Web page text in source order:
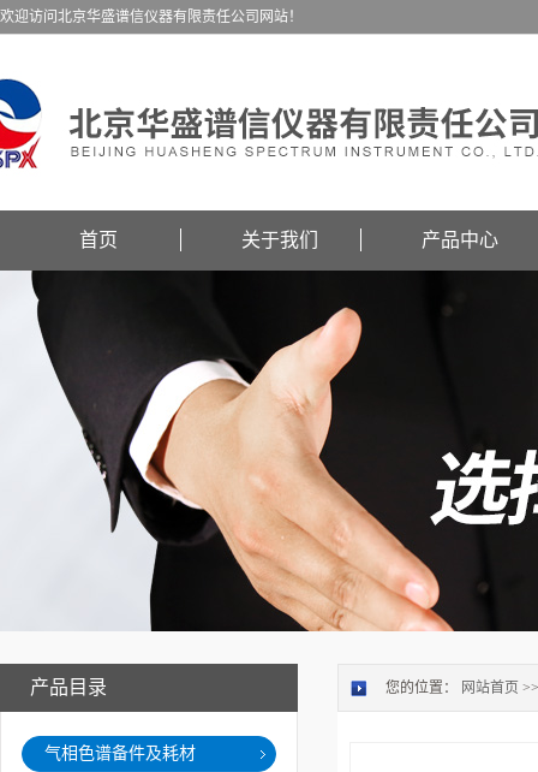
欢迎访问北京华盛谱信仪器有限责任公司网站！
首页 关于我们 产品中心
产品目录
气相色谱备件及耗材
您的位置： 网站首页